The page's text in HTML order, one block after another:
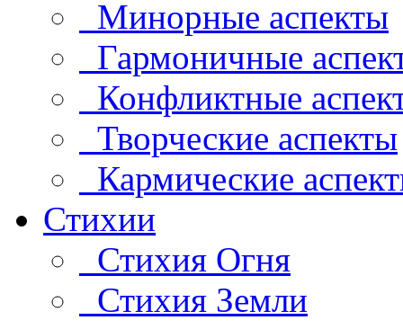
Минорные аспекты
Гармоничные
Конфликтные
Творческие аспекты
Кармические
Стихии
Стихия Огня
Стихия Земли